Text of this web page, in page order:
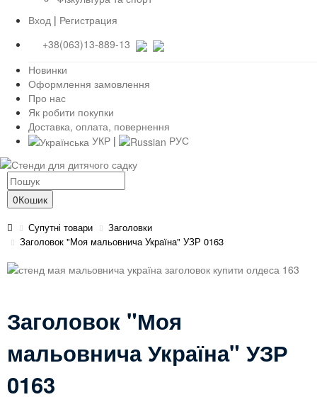
Вход | Регистрация
+38(063)13-889-13
Новинки
Оформлення замовлення
Про нас
Як робити покупки
Доставка, оплата, повернення
УКР | РУС
0Кошик
Супутні товари
Заголовки
Заголовок "Моя мальовнича Україна" УЗР 0163
Заголовок "Моя
мальовнича Україна" УЗР
0163